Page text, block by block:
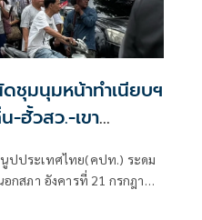
ชุมนุมหน้าทำเนียบฯ
ฮั้วสว.-เขา
ปประเทศไทย(คปท.) ระดม
กสภา อังคารที่ 21 กรกฎาคม